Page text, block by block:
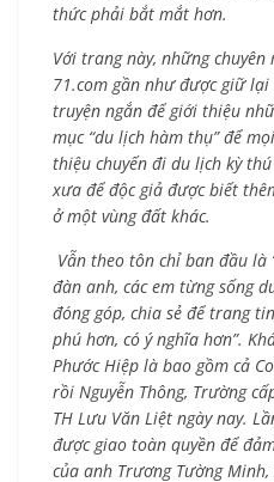
thức phải bắt mắt hơn.
Với trang này, những chuyên
71.com gần như được giữ lại
truyện ngắn để giới thiệu
mục “du lịch hàm thụ” để
thiệu chuyến đi du lịch kỳ
xưa để độc giả được biết
ở một vùng đất khác.
Vẫn theo tôn chỉ ban đầu là
đàn anh, các em từng sống
đóng góp, chia sẻ để trang
phú hơn, có ý nghĩa hơn”.
Phước Hiệp là bao gồm cả
rồi Nguyễn Thông, Trường
TH Lưu Văn Liệt ngày nay.
được giao toàn quyền để
của anh Trương Tường